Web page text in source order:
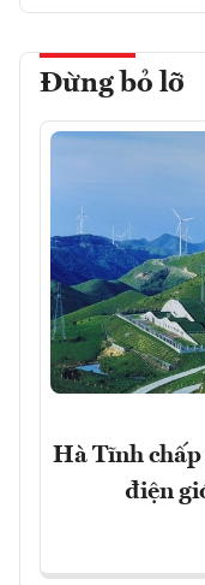
Đừng bỏ lỡ
Hà Tĩnh
điện